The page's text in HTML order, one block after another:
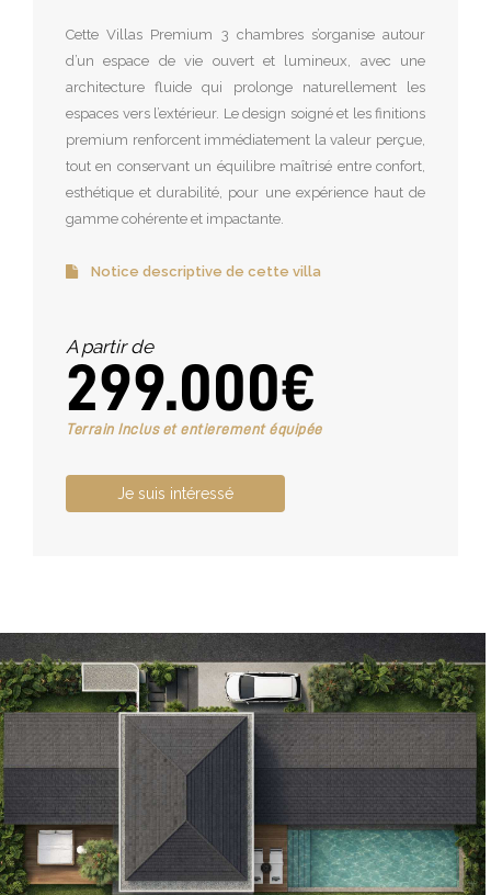
Cette Villas Premium 3 chambres s’organise autour
d’un espace de vie ouvert et lumineux, avec une
architecture fluide qui prolonge naturellement les
espaces vers l’extérieur. Le design soigné et les finitions
premium renforcent immédiatement la valeur perçue,
tout en conservant un équilibre maîtrisé entre confort,
esthétique et durabilité, pour une expérience haut de
gamme cohérente et impactante.
Notice descriptive de cette villa
A partir de
299.000€
Terrain Inclus et entierement équipée
Je suis intéressé